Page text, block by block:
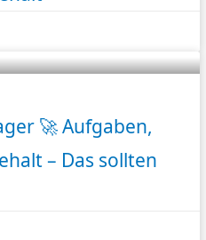
🚀 Aufgaben,
– Das sollten